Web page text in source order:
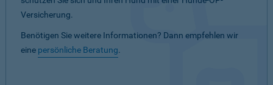
Versicherung.
Benötigen Sie weitere Informationen? Dann empfehlen wir
eine persönliche Beratung.